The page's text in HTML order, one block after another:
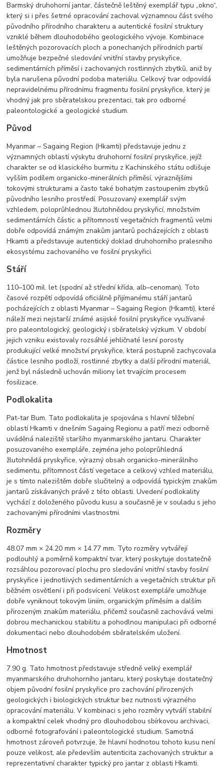
Barmský druhohorní jantar, částečně leštěný exemplář typu „okno“,
který si i přes šetrné opracování zachoval významnou část svého
původního přírodního charakteru a autentické fosilní struktury
vzniklé během dlouhodobého geologického vývoje. Kombinace
leštěných pozorovacích ploch a ponechaných přírodních partií
umožňuje bezpečné sledování vnitřní stavby pryskyřice,
sedimentárních příměsí i zachovaných rostlinných zbytků, aniž by
byla narušena původní podoba materiálu. Celkový tvar odpovídá
nepravidelnému přírodnímu fragmentu fosilní pryskyřice, který je
vhodný jak pro sběratelskou prezentaci, tak pro odborné
paleontologické a geologické studium.
Původ
Myanmar – Sagaing Region (Hkamti) představuje jednu z
významných oblastí výskytu druhohorní fosilní pryskyřice, jejíž
charakter se od klasického burmitu z Kachinského státu odlišuje
vyšším podílem organicko-minerálních příměsí, výraznějšími
tokovými strukturami a často také bohatým zastoupením zbytků
původního lesního prostředí. Posuzovaný exemplář svým
vzhledem, poloprůhlednou žlutohnědou pryskyřicí, množstvím
sedimentárních částic a přítomností vegetačních fragmentů velmi
dobře odpovídá známým znakům jantarů pocházejících z oblasti
Hkamti a představuje autentický doklad druhohorního pralesního
ekosystému zachovaného ve fosilní pryskyřici.
Stáří
110–100 mil. let (spodní až střední křída, alb–cenoman). Toto
časové rozpětí odpovídá oficiálně přijímanému stáří jantarů
pocházejících z oblasti Myanmar – Sagaing Region (Hkamti), které
náleží mezi nejstarší známé asijské fosilní pryskyřice využívané
pro paleontologický, geologický i sběratelský výzkum. V období
jejich vzniku existovaly rozsáhlé jehličnaté lesní porosty
produkující velké množství pryskyřice, která postupně zachycovala
částice lesního podloží, rostlinné zbytky a další přírodní materiál,
jenž byl následně uchován miliony let trvajícím procesem
fosilizace.
Podlokalita
Pat-tar Bum. Tato podlokalita je spojována s hlavní těžební
oblastí Hkamti v dnešním Sagaing Regionu a patří mezi odborně
uváděná naleziště staršího myanmarského jantaru. Charakter
posuzovaného exempláře, zejména jeho poloprůhledná
žlutohnědá pryskyřice, výrazný obsah organicko-minerálního
sedimentu, přítomnost částí vegetace a celkový vzhled materiálu,
je s tímto nalezištěm dobře slučitelný a odpovídá typickým znakům
jantarů získávaných právě z této oblasti. Uvedení podlokality
vychází z doloženého původu kusu a současně je v souladu s jeho
zachovanými přírodními vlastnostmi.
Rozměry
48.07 mm × 24.20 mm × 14.77 mm. Tyto rozměry vytvářejí
podlouhlý a poměrně kompaktní tvar, který poskytuje dostatečně
rozsáhlou pozorovací plochu pro sledování vnitřní stavby fosilní
pryskyřice i jednotlivých sedimentárních a vegetačních struktur při
běžném osvětlení i při podsvícení. Velikost exempláře umožňuje
dobře vyniknout tokovým liniím, organickým příměsím a dalším
přirozeným znakům materiálu, přičemž současně zachovává velmi
dobrou mechanickou stabilitu a pohodlnou manipulaci při odborné
dokumentaci nebo dlouhodobém sběratelském uložení.
Hmotnost
7.90 g. Tato hmotnost představuje středně velký exemplář
myanmarského druhohorního jantaru, který poskytuje dostatečný
objem původní fosilní pryskyřice pro zachování přirozených
geologických i biologických struktur bez nutnosti výrazného
opracování materiálu. V kombinaci s jeho rozměry vytváří stabilní
a kompaktní celek vhodný pro dlouhodobou sbírkovou archivaci,
odborné fotografování i paleontologické studium. Samotná
hmotnost zároveň potvrzuje, že hlavní hodnotou tohoto kusu není
pouze velikost, ale především autenticita zachovaných struktur a
reprezentativní charakter typický pro jantar z oblasti Hkamti.